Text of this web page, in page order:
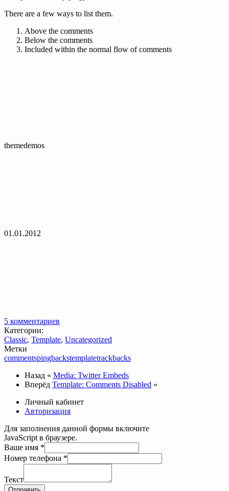
There are a few ways to list them.
Above the comments
Below the comments
Included within the normal flow of comments
themedemos
01.01.2012
5 комментариев
Категории:
Classic, Template, Uncategorized
Метки
commentspingbackstemplatetrackbacks
Назад « Media: Twitter Embeds
Вперёд Template: Comments Disabled »
Личный кабинет
Авторизация
Для заполнения данной формы включите
JavaScript в браузере.
Ваше
телефона
Номер
Ваше имя *
Номер телефона *
Текст